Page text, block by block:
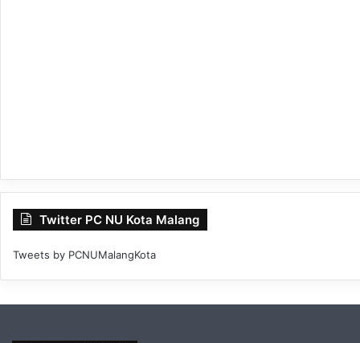
Twitter PC NU Kota Malang
Tweets by PCNUMalangKota